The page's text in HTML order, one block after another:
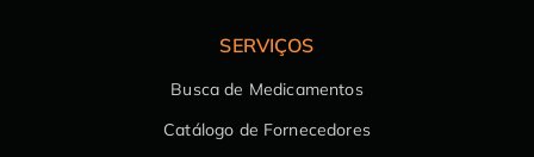
SERVIÇOS
Busca de Medicamentos
Catálogo de Fornecedores